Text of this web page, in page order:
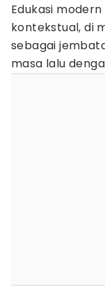
Edukasi
kontekstual, di
sebagai
masa lalu